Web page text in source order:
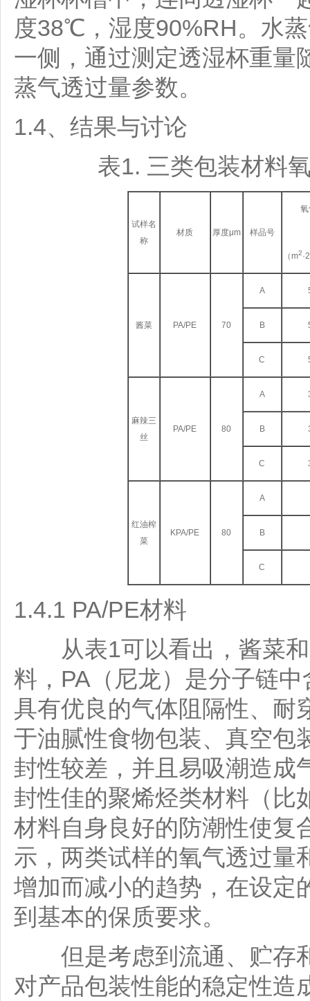
度38℃，湿度90%RH。水
一侧，通过测定透湿杯重量
蒸气透过量参数。
1.4、结果与讨论
表1. 三类包装材料
试样名
称
材质 厚度μm 样品号
（m2
酱菜 PA/PE 70
A
B
C
麻辣三
丝
PA/PE 80
A
B
C
红油榨
菜
KPA/PE 80
A
B
C
1.4.1 PA/PE材料
从表1可以看出，酱菜和
料，PA（尼龙）是分子链
具有优良的气体阻隔性、耐
于油腻性食物包装、真空包
封性较差，并且易吸潮造成
封性佳的聚烯烃类材料（比
材料自身良好的防潮性使复
示，两类试样的氧气透过量
增加而减小的趋势，在设定
到基本的保质要求。
但是考虑到流通、贮存
对产品包装性能的稳定性造